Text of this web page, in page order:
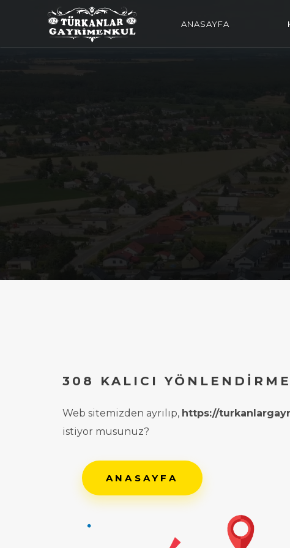
ANASAYFA
308 KALICI YÖNLENDIRME
Web sitemizden ayrılıp, https://
istiyor musunuz?
ANASAYFA